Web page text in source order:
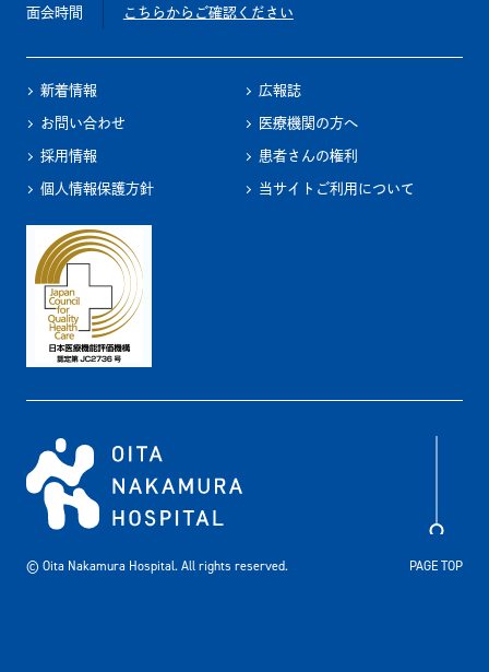
面会時間 こちらからご確認ください
新着情報 広報誌
お問い合わせ 医療機関の方へ
採用情報 患者さんの権利
個人情報保護方針 当サイトご利用について
© Oita Nakamura Hospital. All rights reserved. PAGE TOP